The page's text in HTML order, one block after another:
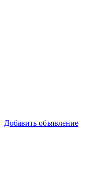
Добавить объявление